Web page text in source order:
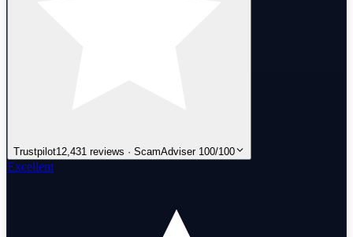
Trustpilot12,431 reviews · ScamAdviser 100/100
Excellent